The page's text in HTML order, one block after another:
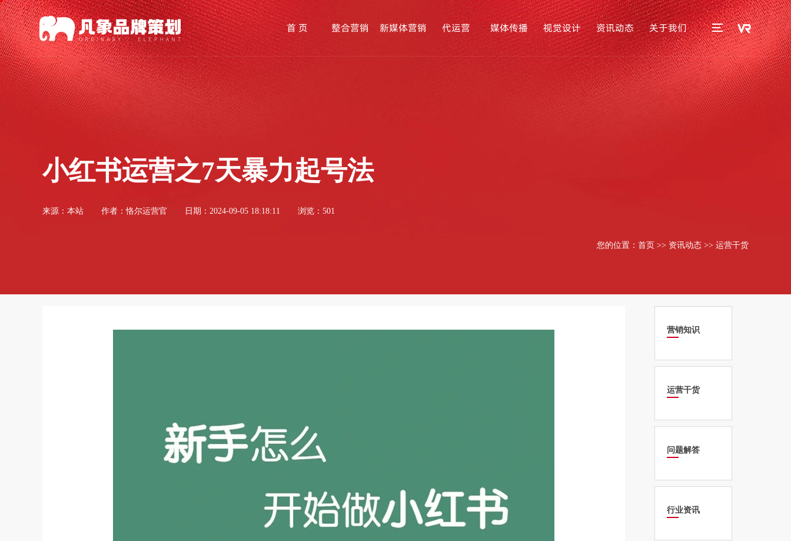
首 页 整合营销 新媒体营销 代运营 媒体传播 视觉设计 资讯动态 关于我们
小红书运营之7天暴力起号法
来源： 本站 作者：恪尔运营官 日期：2024-09-05 18:18:11 浏览：501
您的位置： 首页 >> 资讯动态 >> 运营干货
营销知识
运营干货
问题解答
行业资讯